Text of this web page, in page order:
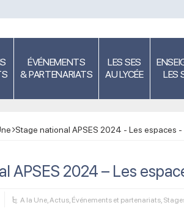
ÉVÉNEMENTS
& PARTENARIATS
LES SES
AU LYCÉE
LES
Stage national APSES 2024 - Les espaces
APSES 2024 – Les
A la Une,Actus, Événements et partenariats,